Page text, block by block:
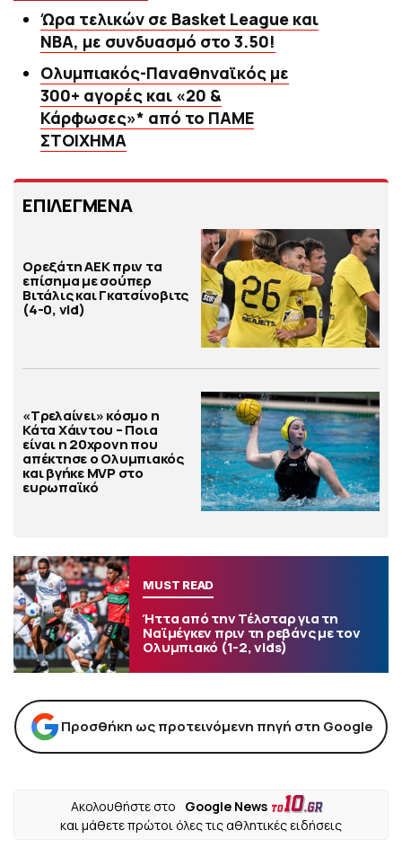
Ώρα τελικών σε Basket League και
NBA, με συνδυασμό στο 3.50!
Ολυμπιακός-Παναθηναϊκός με
300+ αγορές και «20 &
Κάρφωσες»* από το ΠΑΜΕ
ΣΤΟΙΧΗΜΑ
ΕΠΙΛΕΓΜΕΝΑ
Ορεξάτη ΑΕΚ πριν τα
επίσημα με σούπερ
Βιτάλις και Γκατσίνοβιτς
(4-0, vid)
«Τρελαίνει» κόσμο η
Κάτα Χάιντου – Ποια
είναι η 20χρονη που
απέκτησε ο Ολυμπιακός
και βγήκε MVP στο
ευρωπαϊκό
MUST READ
Ήττα από την Τέλσταρ για τη
Ναϊμέγκεν πριν τη ρεβάνς με τον
Ολυμπιακό (1-2, vids)
Προσθήκη ως προτεινόμενη πηγή στη Google
Ακολουθήστε στο
Google News
και μάθετε πρώτοι όλες τις αθλητικές ειδήσεις